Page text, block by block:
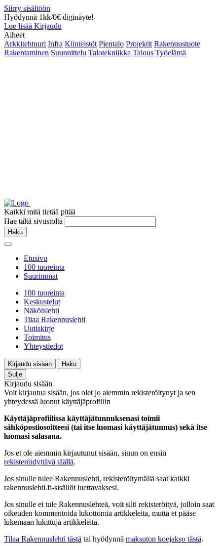
Siirry sisältöön
Hyödynnä 1kk/0€ diginäyte!
Lue lisää Kirjaudu
Aiheet
Arkkitehtuuri Infra Kiinteistöt Pientalo Projektit Rakennustuote
Rakentaminen Suunnittelu Talotekniikka Talous Työelämä
Kaikki mitä tietää pitää
Hae tältä sivustolta
Haku
Etusivu
100 tuoreinta
Suurimmat
100 tuoreinta
Keskustelut
Näköislehti
Tilaa Rakennuslehti
Uutiskirje
Toimitus
Yhteystiedot
Kirjaudu sisään
Haku
Sulje
Kirjaudu sisään
Voit kirjautua sisään, jos olet jo aiemmin rekisteröitynyt ja sen
yhteydessä luonut käyttäjäprofiilin
Käyttäjäprofiilissa käyttäjätunnuksenasi toimii
sähköpostiosoitteesi (tai itse luomasi käyttäjätunnus) sekä itse
luomasi salasana.
Jos et ole aiemmin kirjautunut sisään, sinun on ensin
rekisteröidyttävä täällä.
Jos sinulle tulee Rakennuslehti, rekisteröitymällä saat kaikki
rakennuslehti.fi-sisällöt luettavaksesi.
Jos sinulle ei tule Rakennuslehteä, voit silti rekisteröityä, jolloin saat
oikeuden kommentoida lukottomia artikkeleita, mutta et pääse
lukemaan lukittuja artikkeleita.
Tilaa Rakennuslehti tästä tai hyödynnä maksuton koejakso tästä.